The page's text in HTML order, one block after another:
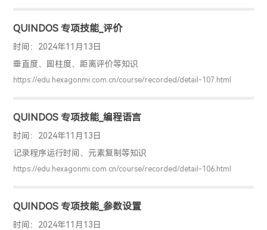
QUINDOS 专项技能_评价
时间：2024年11月13日
垂直度、圆柱度、距离评价等知识
https://edu.hexagonmi.com.cn/course/recorded/detail-107.html
QUINDOS 专项技能_编程语言
时间：2024年11月13日
记录程序运行时间、元素复制等知识
https://edu.hexagonmi.com.cn/course/recorded/detail-106.html
QUINDOS 专项技能_参数设置
时间：2024年11月13日